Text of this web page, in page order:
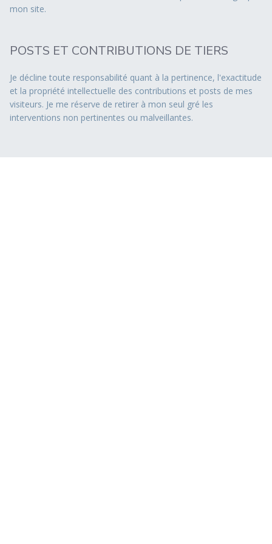
mon site.
POSTS ET CONTRIBUTIONS DE TIERS
Je décline toute responsabilité quant à la pertinence, l'exactitude
et la propriété intellectuelle des contributions et posts de mes
visiteurs. Je me réserve de retirer à mon seul gré les
interventions non pertinentes ou malveillantes.